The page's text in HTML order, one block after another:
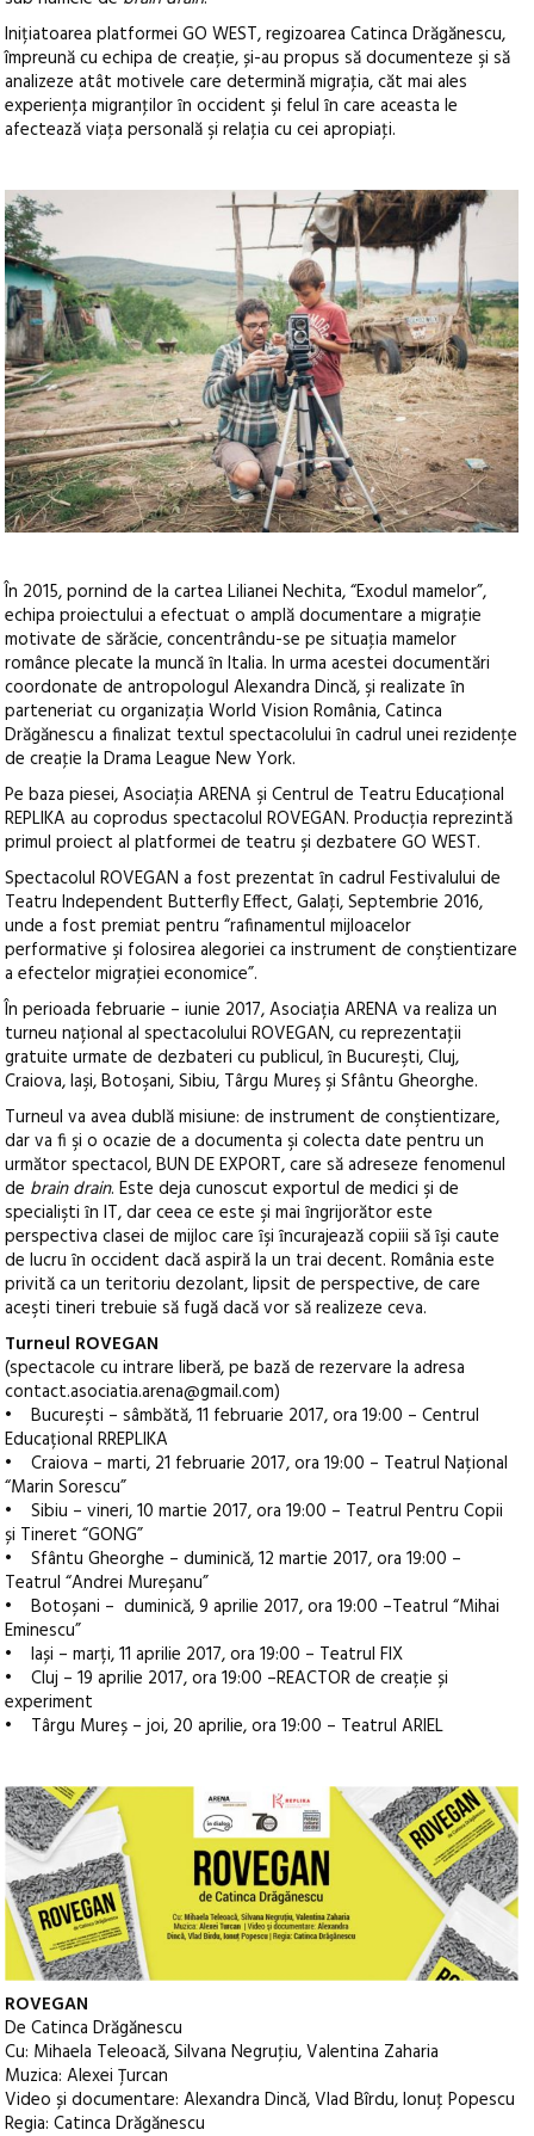
Inițiatoarea platformei GO WEST, regizoarea Catinca Drăgănescu,
împreună cu echipa de creație, și-au propus să documenteze şi să
analizeze atât motivele care determină migraţia, căt mai ales
experienţa migranţilor ȋn occident şi felul ȋn care aceasta le
afectează viaţa personală şi relaţia cu cei apropiaţi.
În 2015, pornind de la cartea Lilianei Nechita, “Exodul mamelor”,
echipa proiectului a efectuat o amplă documentare a migraţie
motivate de sărăcie, concentrându-se pe situaţia mamelor
românce plecate la muncă ȋn Italia. In urma acestei documentări
coordonate de antropologul Alexandra Dincă, şi realizate ȋn
parteneriat cu organizaţia World Vision România, Catinca
Drăgănescu a finalizat textul spectacolului ȋn cadrul unei rezidenţe
de creaţie la Drama League New York.
Pe baza piesei, Asociaţia ARENA şi Centrul de Teatru Educaţional
REPLIKA au coprodus spectacolul ROVEGAN. Producția reprezintă
primul proiect al platformei de teatru şi dezbatere GO WEST.
Spectacolul ROVEGAN a fost prezentat ȋn cadrul Festivalului de
Teatru Independent Butterfly Effect, Galaţi, Septembrie 2016,
unde a fost premiat pentru “rafinamentul mijloacelor
performative şi folosirea alegoriei ca instrument de conştientizare
a efectelor migraţiei economice”.
În perioada februarie – iunie 2017, Asociația ARENA va realiza un
turneu național al spectacolului ROVEGAN, cu reprezentaţii
gratuite urmate de dezbateri cu publicul, ȋn Bucureşti, Cluj,
Craiova, Iaşi, Botoşani, Sibiu, Târgu Mureş şi Sfântu Gheorghe.
Turneul va avea dublă misiune: de instrument de conştientizare,
dar va fi şi o ocazie de a documenta şi colecta date pentru un
următor spectacol, BUN DE EXPORT, care să adreseze fenomenul
de brain drain. Este deja cunoscut exportul de medici şi de
specialişti ȋn IT, dar ceea ce este şi mai ȋngrijorător este
perspectiva clasei de mijloc care ȋşi ȋncurajează copiii să ȋşi caute
de lucru ȋn occident dacă aspiră la un trai decent. România este
privită ca un teritoriu dezolant, lipsit de perspective, de care
aceşti tineri trebuie să fugă dacă vor să realizeze ceva.
Turneul ROVEGAN
(spectacole cu intrare liberă, pe bază de rezervare la adresa
contact.asociatia.arena@gmail.com)
• București – sâmbătă, 11 februarie 2017, ora 19:00 – Centrul
Educațional RREPLIKA
• Craiova – marti, 21 februarie 2017, ora 19:00 – Teatrul Național
“Marin Sorescu”
• Sibiu – vineri, 10 martie 2017, ora 19:00 – Teatrul Pentru Copii
și Tineret “GONG”
• Sfântu Gheorghe – duminică, 12 martie 2017, ora 19:00 –
Teatrul “Andrei Mureșanu”
• Botoșani – duminică, 9 aprilie 2017, ora 19:00 –Teatrul “Mihai
Eminescu”
• Iași – marți, 11 aprilie 2017, ora 19:00 – Teatrul FIX
• Cluj – 19 aprilie 2017, ora 19:00 –REACTOR de creație și
experiment
• Târgu Mureș – joi, 20 aprilie, ora 19:00 – Teatrul ARIEL
ROVEGAN
De Catinca Drăgănescu
Cu: Mihaela Teleoacă, Silvana Negruţiu, Valentina Zaharia
Muzica: Alexei Țurcan
Video și documentare: Alexandra Dincă, Vlad Bîrdu, Ionuţ Popescu
Regia: Catinca Drăgănescu